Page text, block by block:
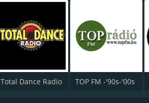
Total Dance Radio TOP FM -'90s-'00s